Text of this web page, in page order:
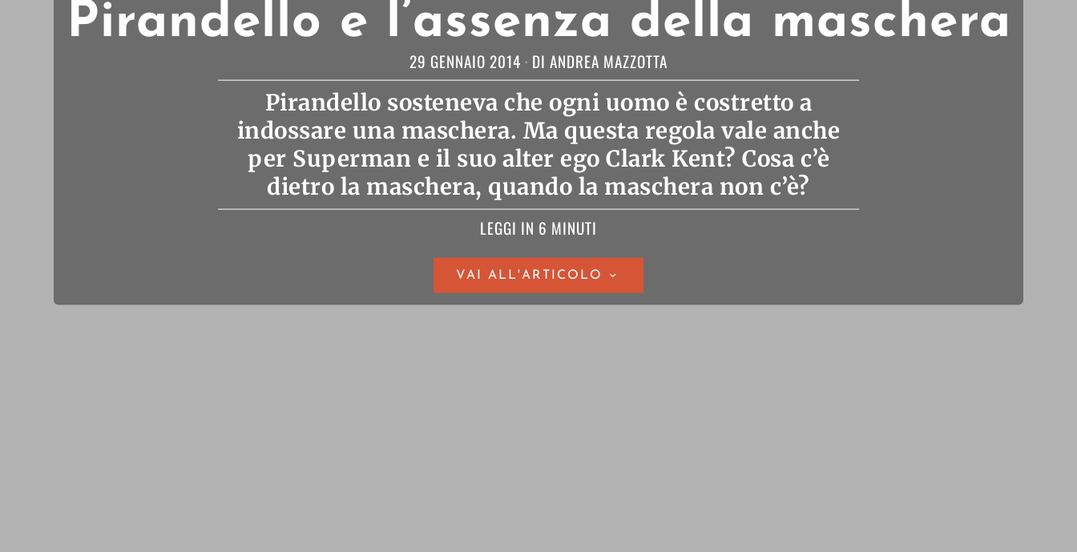
Pirandello e l’assenza della maschera
29 GENNAIO 2014 DI ANDREA MAZZOTTA
Pirandello sosteneva che ogni uomo è costretto a
indossare una maschera. Ma questa regola vale anche
per Superman e il suo alter ego Clark Kent? Cosa c’è
dietro la maschera, quando la maschera non c’è?
LEGGI IN 6 MINUTI
VAI ALL'ARTICOLO